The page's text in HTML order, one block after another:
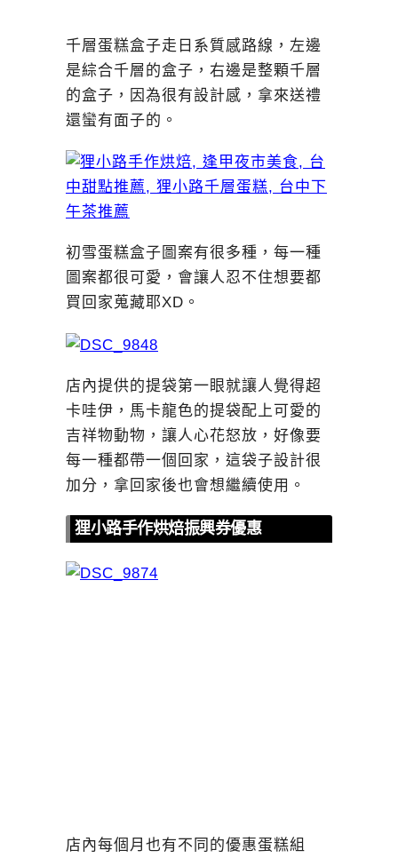
千層蛋糕盒子走日系質感路線，左邊
是綜合千層的盒子，右邊是整顆千層
的盒子，因為很有設計感，拿來送禮
還蠻有面子的。
初雪蛋糕盒子圖案有很多種，每一種
圖案都很可愛，會讓人忍不住想要都
買回家蒐藏耶XD。
店內提供的提袋第一眼就讓人覺得超
卡哇伊，馬卡龍色的提袋配上可愛的
吉祥物動物，讓人心花怒放，好像要
每一種都帶一個回家，這袋子設計很
加分，拿回家後也會想繼續使用。
狸小路手作烘焙振興券優惠
店內每個月也有不同的優惠蛋糕組